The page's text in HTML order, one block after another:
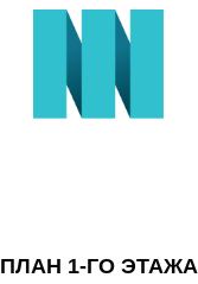
ПЛАН 1-ГО ЭТАЖА